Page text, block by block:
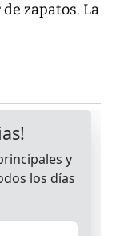
zapatos. La